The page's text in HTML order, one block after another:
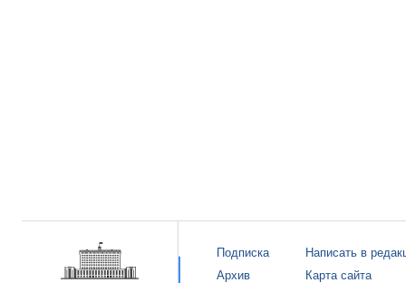
Подписка
Архив
Написать в
Карта сайта